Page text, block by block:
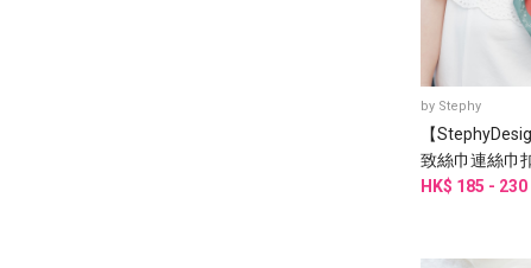
by Stephy
【
致絲巾連絲巾
裝/絲巾/小圍
HK$ 185 - 230